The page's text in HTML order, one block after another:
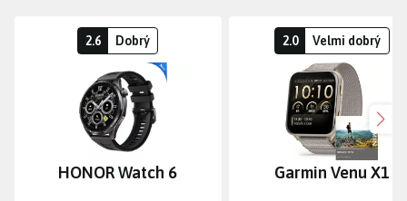
2.6 Dobrý
HONOR Watch 6
2.0 Velmi dobrý
Garmin Venu X1